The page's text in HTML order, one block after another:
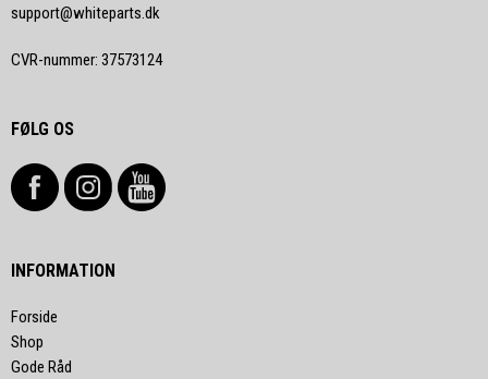
support@whiteparts.dk
CVR-nummer: 37573124
FØLG OS
INFORMATION
Forside
Shop
Gode Råd